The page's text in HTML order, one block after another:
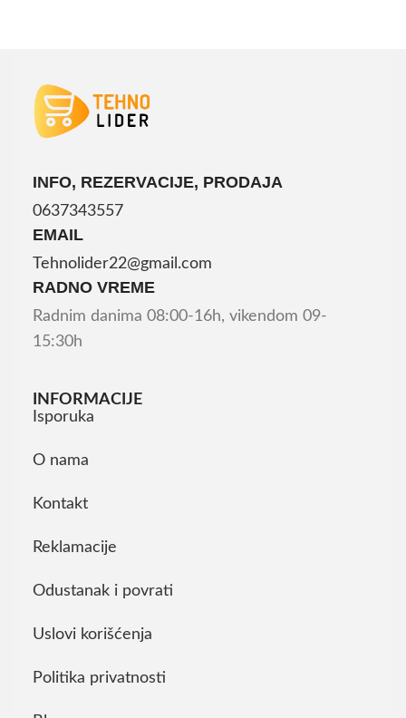
INFO, REZERVACIJE, PRODAJA
0637343557
EMAIL
Tehnolider22@gmail.com
RADNO VREME
Radnim danima 08:00-16h, vikendom 09-
15:30h
INFORMACIJE
Isporuka
O nama
Kontakt
Reklamacije
Odustanak i povrati
Uslovi korišćenja
Politika privatnosti